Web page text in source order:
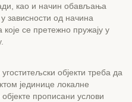
као и начин обављања
зависности од начина
се претежно пружају у
објекти треба да
јединице локалне
прописани услови